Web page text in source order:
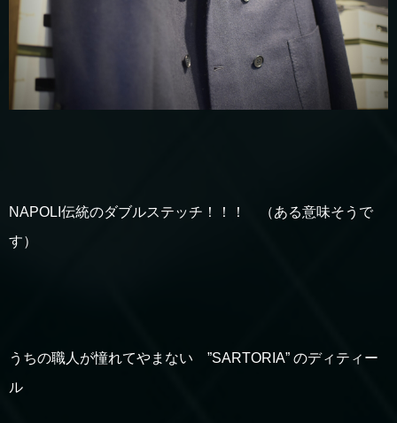
NAPOLI伝統のダブルステッチ！！！ （ある意味そうで
す）
うちの職人が憧れてやまない ”SARTORIA” のディティー
ル